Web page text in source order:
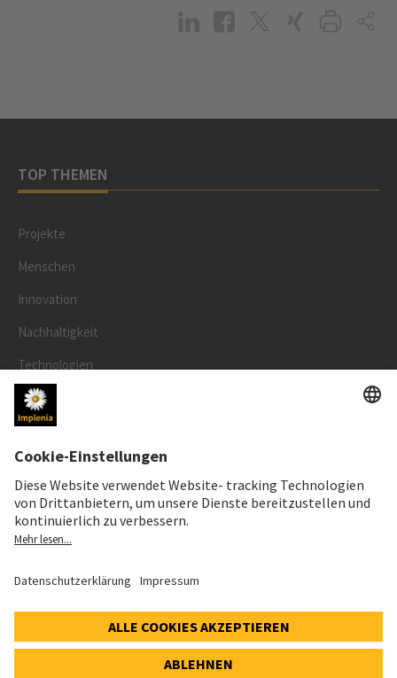
TOP THEMEN
Projekte
Menschen
Innovation
Nachhaltigkeit
Technologien
Sicherheit
RECHTLICHES
Impressum
Datenschutz
Cookie- und Social-Media-Richtlinie
© 2026 Implenia Schweiz AG IMPACT